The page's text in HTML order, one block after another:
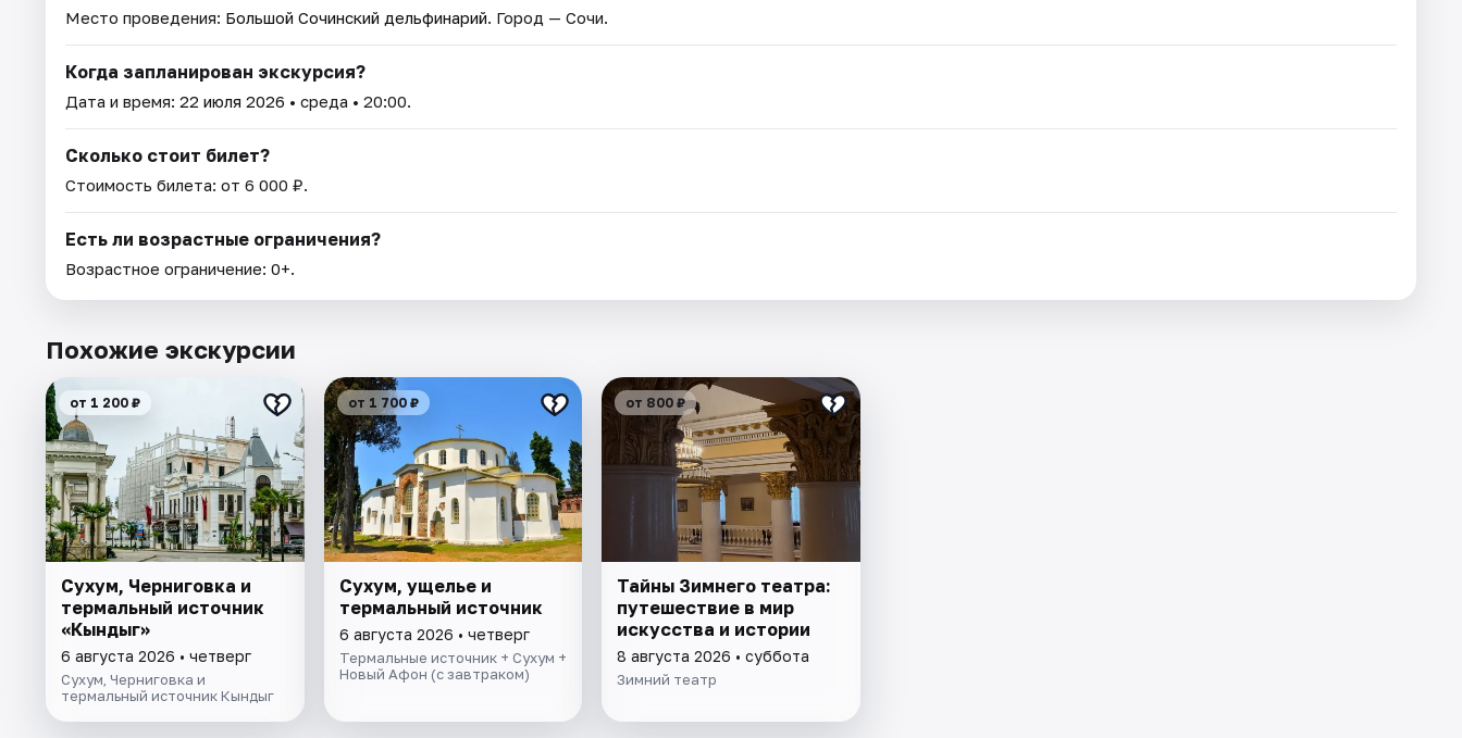
Место проведения: Большой Сочинский дельфинарий. Город — Сочи.
Когда запланирован экскурсия?
Дата и время: 22 июля 2026 • среда • 20:00.
Сколько стоит билет?
Стоимость билета: от 6 000 ₽.
Есть ли возрастные ограничения?
Возрастное ограничение: 0+.
Похожие экскурсии
от 1 200 ₽
Сухум, Черниговка и
термальный источник
«Кындыг»
6 августа 2026 • четверг
Сухум, Черниговка и
термальный источник Кындыг
от 1 700 ₽
Сухум, ущелье и
термальный источник
6 августа 2026 • четверг
Термальные источник + Сухум +
Новый Афон (с завтраком)
от 800 ₽
Тайны Зимнего театра:
путешествие в мир
искусства и истории
8 августа 2026 • суббота
Зимний театр